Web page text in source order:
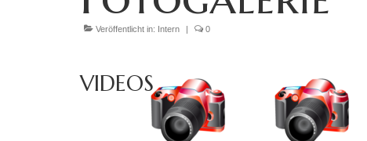
Veröffentlicht in: Intern | 0
VIDEOS